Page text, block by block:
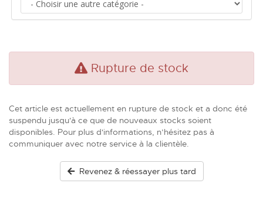
Rupture de stock
Cet article est actuellement en rupture de stock et a donc été
suspendu jusqu'à ce que de nouveaux stocks soient
disponibles. Pour plus d'informations, n’hésitez pas à
communiquer avec notre service à la clientèle.
Revenez & réessayer plus tard